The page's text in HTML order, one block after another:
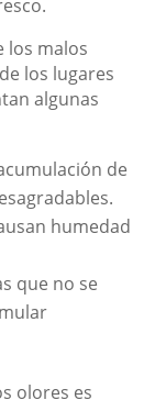
los malos
los lugares
algunas
de
humedad
que no se
olores es